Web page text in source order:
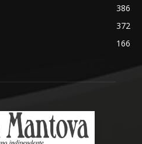
386
372
166